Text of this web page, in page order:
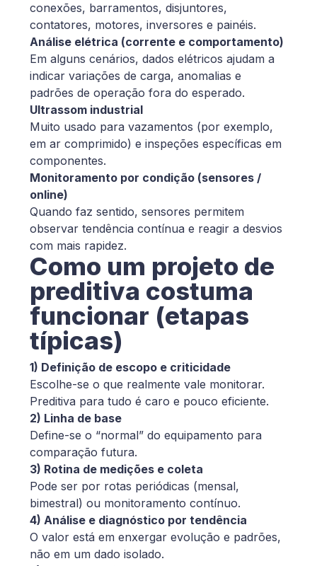
conexões, barramentos, disjuntores,
contatores, motores, inversores e painéis.
Análise elétrica (corrente e comportamento)
Em alguns cenários, dados elétricos ajudam a
indicar variações de carga, anomalias e
padrões de operação fora do esperado.
Ultrassom industrial
Muito usado para vazamentos (por exemplo,
em ar comprimido) e inspeções específicas em
componentes.
Monitoramento por condição (sensores /
online)
Quando faz sentido, sensores permitem
observar tendência contínua e reagir a desvios
com mais rapidez.
Como um projeto de
preditiva costuma
funcionar (etapas
típicas)
1) Definição de escopo e criticidade
Escolhe-se o que realmente vale monitorar.
Preditiva para tudo é caro e pouco eficiente.
2) Linha de base
Define-se o “normal” do equipamento para
comparação futura.
3) Rotina de medições e coleta
Pode ser por rotas periódicas (mensal,
bimestral) ou monitoramento contínuo.
4) Análise e diagnóstico por tendência
O valor está em enxergar evolução e padrões,
não em um dado isolado.